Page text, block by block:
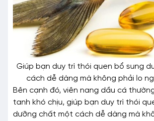
Giúp bạn duy trì thói quen bổ sung
cách dễ dàng mà không phải lo
Bên cạnh đó, viên nang dầu cá
tanh khó chịu, giúp bạn duy trì thói
dưỡng chất một cách dễ dàng mà